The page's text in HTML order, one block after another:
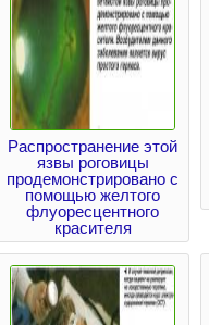
Распространение этой
язвы роговицы
продемонстрировано с
помощью желтого
флуоресцентного
красителя